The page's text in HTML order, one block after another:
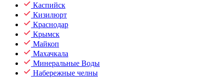
Каспийск
Кизилюрт
Краснодар
Крымск
Майкоп
Махачкала
Минеральные Воды
Набережные челны